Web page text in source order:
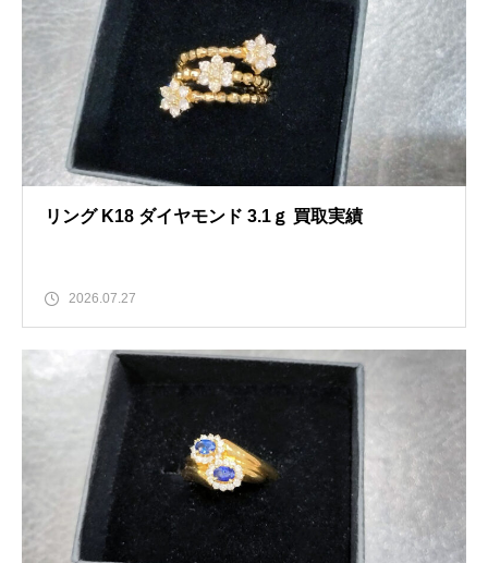
リング K18 ダイヤモンド 3.1ｇ 買取実績
2026.07.27